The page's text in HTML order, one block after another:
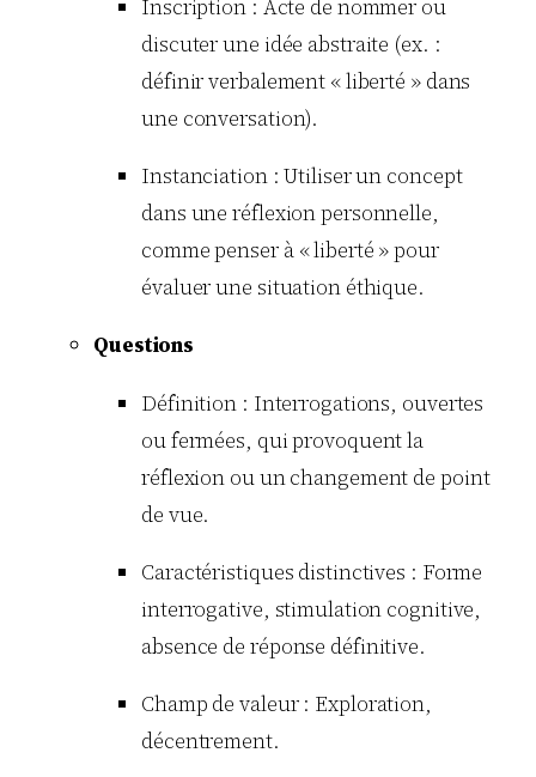
Inscription : Acte de nommer ou
discuter une idée abstraite (ex. :
définir verbalement « liberté » dans
une conversation).
Instanciation : Utiliser un concept
dans une réflexion personnelle,
comme penser à « liberté » pour
évaluer une situation éthique.
Questions
Définition : Interrogations, ouvertes
ou fermées, qui provoquent la
réflexion ou un changement de point
de vue.
Caractéristiques distinctives : Forme
interrogative, stimulation cognitive,
absence de réponse définitive.
Champ de valeur : Exploration,
décentrement.